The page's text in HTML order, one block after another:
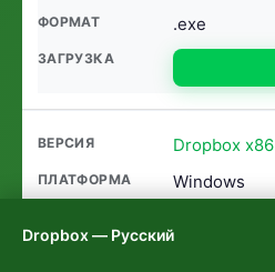
.exe
Dropbox x86
Windows
Dropbox — Русский